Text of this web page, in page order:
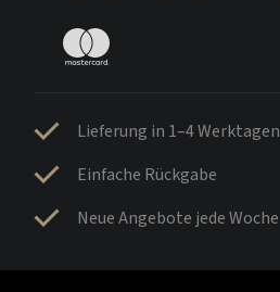
Lieferung in 1–4 Werktagen
Einfache Rückgabe
Neue Angebote jede Woche